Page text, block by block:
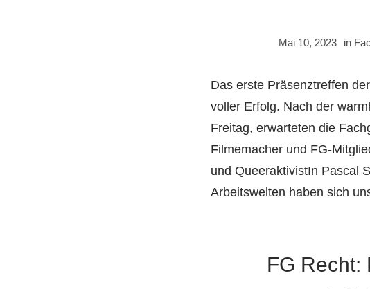
Mai 10, 2023 in
Das erste Präsenztreffen
voller Erfolg. Nach der
Freitag, erwarteten die
Filmemacher und FG-
und QueeraktivistIn Pascal
Arbeitswelten haben sich
FG Recht: